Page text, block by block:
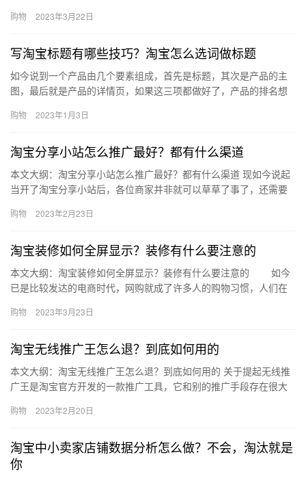
易，经营…
购物 2023年3月22日
写淘宝标题有哪些技巧？淘宝怎么选词做标题
如今说到一个产品由几个要素组成，首先是标题，其次是产品的主
图，最后就是产品的详情页，如果这三项都做好了，产品的排名想
题？下面…
购物 2023年1月3日
淘宝分享小站怎么推广最好？都有什么渠道
本文大纲：淘宝分享小站怎么推广最好？都有什么渠道 现如今说起
当开了淘宝分享小站后，各位商家并非就可以草草了事了，还需要
宝分…
购物 2023年2月23日
淘宝装修如何全屏显示？装修有什么要注意的
本文大纲：淘宝装修如何全屏显示？装修有什么要注意的 如今
已是比较发达的电商时代，网购就成了许多人的购物习惯，人们在
以让…
购物 2023年3月23日
淘宝无线推广王怎么退？到底如何用的
本文大纲：淘宝无线推广王怎么退？到底如何用的 关于提起无线推
广王是淘宝官方开发的一款推广工具，它和别的推广手段存在很大
么、淘…
购物 2023年2月20日
淘宝中小卖家店铺数据分析怎么做？不会，淘汰就是
你